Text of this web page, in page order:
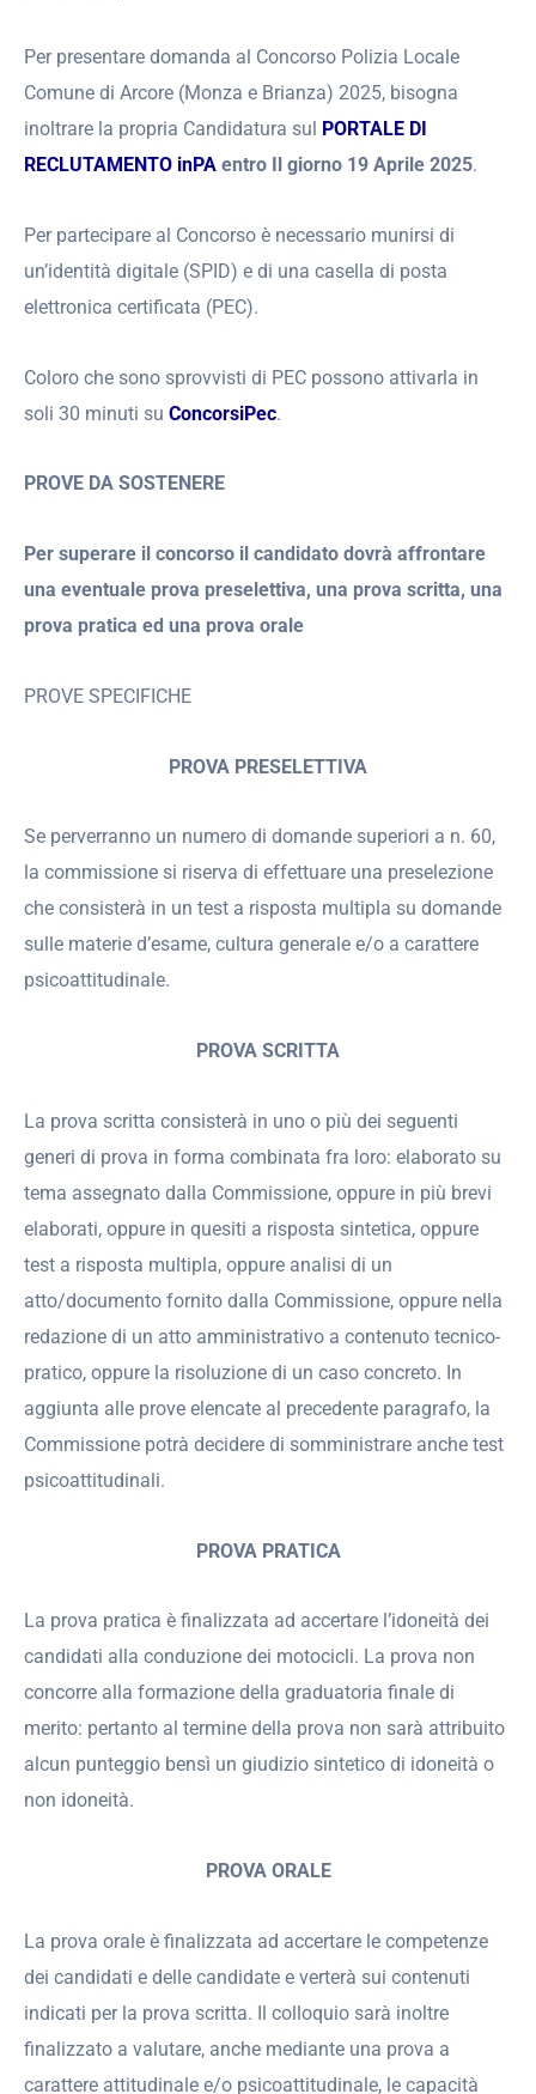
Per presentare domanda al Concorso Polizia Locale
Comune di Arcore (Monza e Brianza) 2025, bisogna
inoltrare la propria Candidatura sul
PORTALE DI
RECLUTAMENTO inPA entro Il giorno 19 Aprile 2025.
Per partecipare al Concorso è necessario munirsi di
un’identità digitale (SPID) e di una casella di posta
elettronica certificata (PEC).
Coloro che sono sprovvisti di PEC possono attivarla in
soli 30 minuti su ConcorsiPec.
PROVE DA SOSTENERE
Per superare il concorso il candidato dovrà affrontare
una eventuale prova preselettiva, una prova scritta, una
prova pratica ed una prova orale
PROVE SPECIFICHE
PROVA PRESELETTIVA
Se perverranno un numero di domande superiori a n. 60,
la commissione si riserva di effettuare una preselezione
che consisterà in un test a risposta multipla su domande
sulle materie d’esame, cultura generale e/o a carattere
psicoattitudinale.
PROVA SCRITTA
La prova scritta consisterà in uno o più dei seguenti
generi di prova in forma combinata fra loro: elaborato su
tema assegnato dalla Commissione, oppure in più brevi
elaborati, oppure in quesiti a risposta sintetica, oppure
test a risposta multipla, oppure analisi di un
atto/documento fornito dalla Commissione, oppure nella
redazione di un atto amministrativo a contenuto tecnico-
pratico, oppure la risoluzione di un caso concreto. In
aggiunta alle prove elencate al precedente paragrafo, la
Commissione potrà decidere di somministrare anche test
psicoattitudinali.
PROVA PRATICA
La prova pratica è finalizzata ad accertare l’idoneità dei
candidati alla conduzione dei motocicli. La prova non
concorre alla formazione della graduatoria finale di
merito: pertanto al termine della prova non sarà attribuito
alcun punteggio bensì un giudizio sintetico di idoneità o
non idoneità.
PROVA ORALE
La prova orale è finalizzata ad accertare le competenze
dei candidati e delle candidate e verterà sui contenuti
indicati per la prova scritta. Il colloquio sarà inoltre
finalizzato a valutare, anche mediante una prova a
carattere attitudinale e/o psicoattitudinale, le capacità